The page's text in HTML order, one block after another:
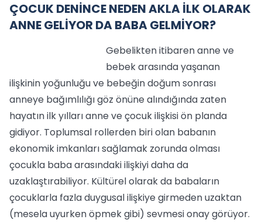
ÇOCUK DENİNCE NEDEN AKLA İLK OLARAK
ANNE GELİYOR DA BABA GELMİYOR?
Gebelikten itibaren anne ve
bebek arasında yaşanan
ilişkinin yoğunluğu ve bebeğin doğum sonrası
anneye bağımlılığı göz önüne alındığında zaten
hayatın ilk yılları anne ve çocuk ilişkisi ön planda
gidiyor. Toplumsal rollerden biri olan babanın
ekonomik imkanları sağlamak zorunda olması
çocukla baba arasındaki ilişkiyi daha da
uzaklaştırabiliyor. Kültürel olarak da babaların
çocuklarla fazla duygusal ilişkiye girmeden uzaktan
(mesela uyurken öpmek gibi) sevmesi onay görüyor.